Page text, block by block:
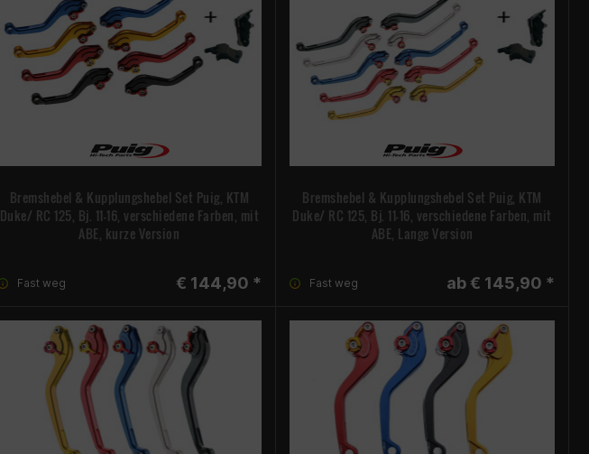
Bremshebel & Kupplungshebel Set Puig, KTM
Duke/ RC 125, Bj. 11-16, verschiedene Farben, mit
ABE, kurze Version
Fast weg € 144,90 *
Bremshebel & Kupplungshebel Set Puig, KTM
Duke/ RC 125, Bj. 11-16, verschiedene Farben, mit
ABE, Lange Version
Fast weg ab € 145,90 *